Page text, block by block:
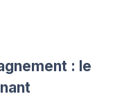
: le